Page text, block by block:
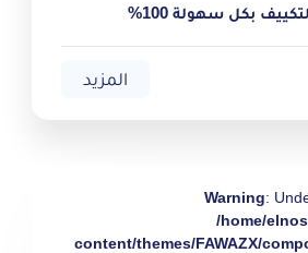
بكل سهولة 100%
المزيد
Warning:
/home/
content/themes/FAWAZX/